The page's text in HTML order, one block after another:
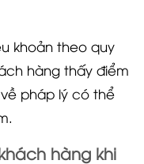
khoản theo quy
hàng thấy điểm
pháp lý có thể
hàng khi